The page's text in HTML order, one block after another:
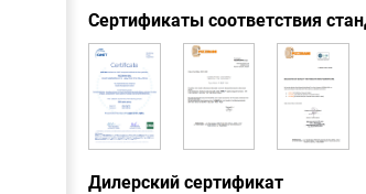
Сертификаты соответствия
Дилерский сертификат